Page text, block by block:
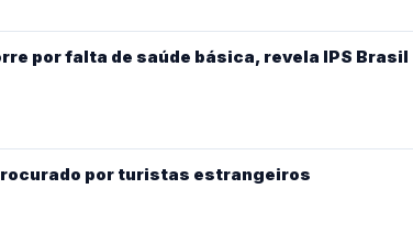
por falta de saúde básica, revela IPS Brasil
por turistas estrangeiros